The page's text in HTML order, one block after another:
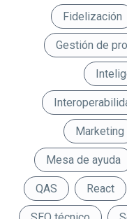
Fidelización
Gestión de
Marketing
Mesa de ayuda
QAS React